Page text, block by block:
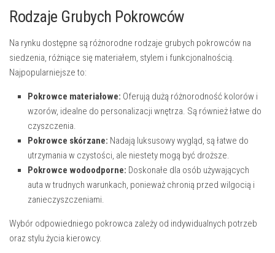
Rodzaje Grubych Pokrowców
Na rynku dostępne są różnorodne rodzaje grubych pokrowców na
siedzenia, różniące się materiałem, stylem i funkcjonalnością.
Najpopularniejsze to:
Pokrowce materiałowe: Oferują dużą różnorodność kolorów i
wzorów, idealne do personalizacji wnętrza. Są również łatwe do
czyszczenia.
Pokrowce skórzane: Nadają luksusowy wygląd, są łatwe do
utrzymania w czystości, ale niestety mogą być droższe.
Pokrowce wodoodporne: Doskonałe dla osób używających
auta w trudnych warunkach, ponieważ chronią przed wilgocią i
zanieczyszczeniami.
Wybór odpowiedniego pokrowca zależy od indywidualnych potrzeb
oraz stylu życia kierowcy.